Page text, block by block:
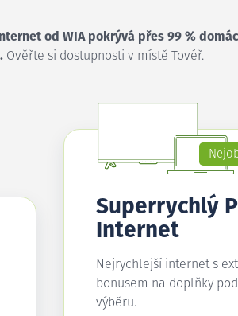
Internet od WIA pokrývá přes 99 %
Ověřte si dostupnosti v místě Tovéř.
Superrychlý
Internet
Nejrychlejší internet s
bonusem na doplňky
výběru.